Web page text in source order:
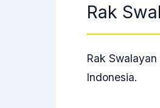
Rak
Rak
Indonesia.